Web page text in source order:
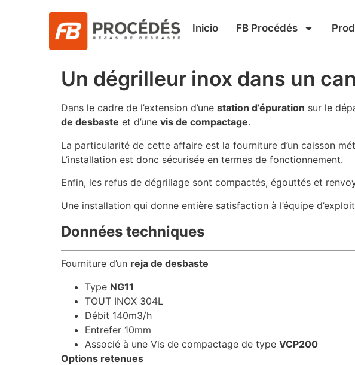
Inicio FB Procédés
Un dégrilleur inox dans un
Dans le cadre de l’extension d’une station d’épuration sur le
de desbaste et d’une vis de compactage.
La particularité de cette affaire est la fourniture d’un caisson
L’installation est donc sécurisée en termes de fonctionnement.
Enfin, les refus de dégrillage sont compactés, égouttés et
Une installation qui donne entière satisfaction à l’équipe
Données techniques
Fourniture d’un reja de desbaste
Type NG11
TOUT INOX 304L
Débit 140m3/h
Entrefer 10mm
Associé à une Vis de compactage de type VCP200
Options retenues